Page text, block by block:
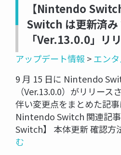
【Nintendo
Switch は更新済み
「Ver.13.0.0」リ
アップデート情報 >エンタ
9 月 15 日に Nintendo
（Ver.13.0.0）がリリース
伴い変更点をまとめた記事
Nintendo Switch 関連記
Switch】 本体更新 確認方
む